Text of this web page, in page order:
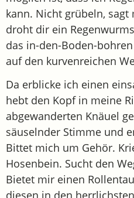
kann. Nicht grübeln, sagt
droht dir ein
das in-den-Boden-
auf den kurvenreichen
Da erblicke ich einen
hebt den Kopf in meine
abgewanderten Knäuel
säuselnder Stimme und
Bittet mich um Gehör.
Hosenbein. Sucht den
Bietet mir einen
diesen in den